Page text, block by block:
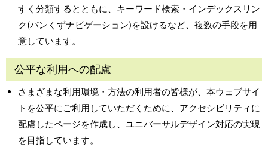
すく分類するとともに、キーワード検索・インデックスリン
ク(パンくずナビゲーション)を設けるなど、複数の手段を用
意しています。
公平な利用への配慮
さまざまな利用環境・方法の利用者の皆様が、本ウェブサイ
トを公平にご利用していただくために、アクセシビリティに
配慮したページを作成し、ユニバーサルデザイン対応の実現
を目指しています。